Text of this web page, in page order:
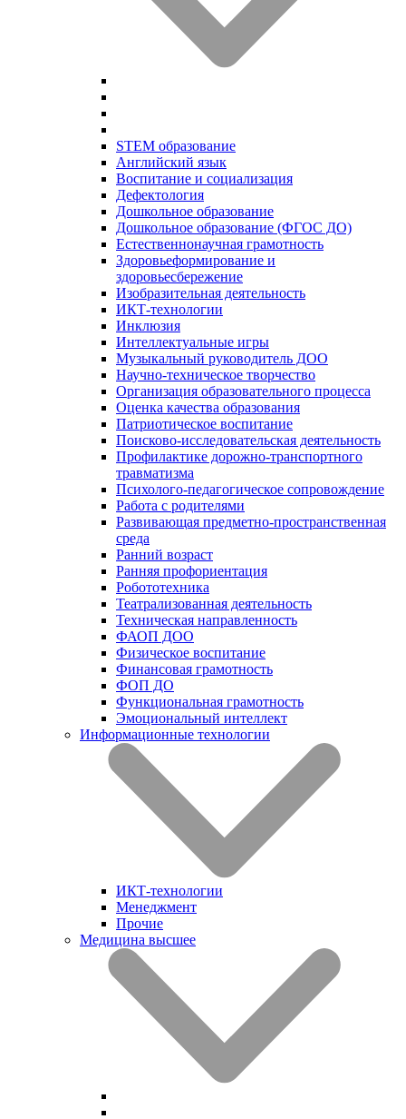
STEM образование
Английский язык
Воспитание и социализация
Дефектология
Дошкольное образование
Дошкольное образование (ФГОС ДО)
Естественнонаучная грамотность
Здоровьеформирование и
здоровьесбережение
Изобразительная деятельность
ИКТ-технологии
Инклюзия
Интеллектуальные игры
Музыкальный руководитель ДОО
Научно-техническое творчество
Организация образовательного процесса
Оценка качества образования
Патриотическое воспитание
Поисково-исследовательская деятельность
Профилактике дорожно-транспортного
травматизма
Психолого-педагогическое сопровождение
Работа с родителями
Развивающая предметно-пространственная
среда
Ранний возраст
Ранняя профориентация
Робототехника
Театрализованная деятельность
Техническая направленность
ФАОП ДОО
Физическое воспитание
Финансовая грамотность
ФОП ДО
Функциональная грамотность
Эмоциональный интеллект
Информационные технологии
ИКТ-технологии
Менеджмент
Прочие
Медицина высшее